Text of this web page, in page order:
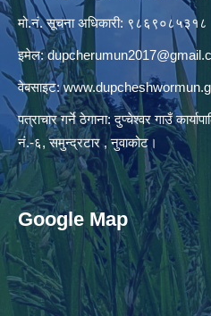
मो.नं. सूचना अधिकारी: ९८६९०८५३१८
इमेल:
वेबसाइट:
पत्राचार गर्ने ठेगाना: दुप्चेश्वर गाउँ
नं.-६, समुन्द्रटार , नुवाकोट।
Google Map